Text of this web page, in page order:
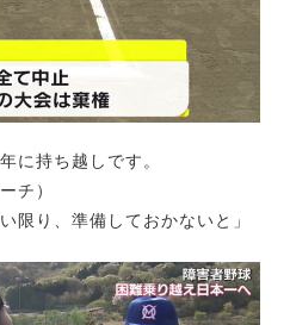
に持ち越しです。
チ）
限り、準備しておかないと」